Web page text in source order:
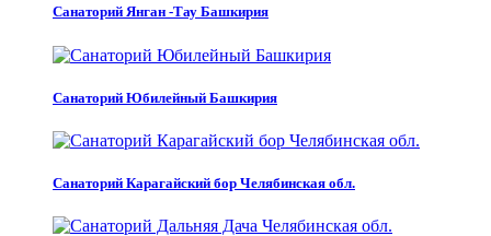
Санаторий Янган -Тау Башкирия
Санаторий Юбилейный Башкирия
Санаторий Карагайский бор Челябинская обл.